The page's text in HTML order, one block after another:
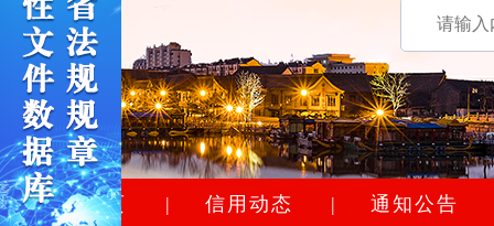
网站首页 | 信用动态 | 通知公告